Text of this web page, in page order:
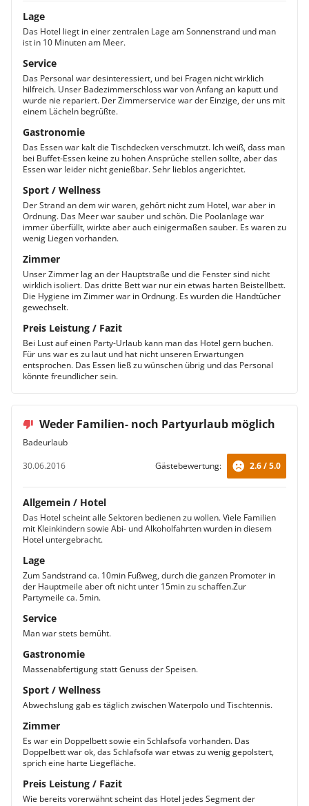
Lage
Das Hotel liegt in einer zentralen Lage am Sonnenstrand und man
ist in 10 Minuten am Meer.
Service
Das Personal war desinteressiert, und bei Fragen nicht wirklich
hilfreich. Unser Badezimmerschloss war von Anfang an kaputt und
wurde nie repariert. Der Zimmerservice war der Einzige, der uns mit
einem Lächeln begrüßte.
Gastronomie
Das Essen war kalt die Tischdecken verschmutzt. Ich weiß, dass man
bei Buffet-Essen keine zu hohen Ansprüche stellen sollte, aber das
Essen war leider nicht genießbar. Sehr lieblos angerichtet.
Sport / Wellness
Der Strand an dem wir waren, gehört nicht zum Hotel, war aber in
Ordnung. Das Meer war sauber und schön. Die Poolanlage war
immer überfüllt, wirkte aber auch einigermaßen sauber. Es waren zu
wenig Liegen vorhanden.
Zimmer
Unser Zimmer lag an der Hauptstraße und die Fenster sind nicht
wirklich isoliert. Das dritte Bett war nur ein etwas harten Beistellbett.
Die Hygiene im Zimmer war in Ordnung. Es wurden die Handtücher
gewechselt.
Preis Leistung / Fazit
Bei Lust auf einen Party-Urlaub kann man das Hotel gern buchen.
Für uns war es zu laut und hat nicht unseren Erwartungen
entsprochen. Das Essen ließ zu wünschen übrig und das Personal
könnte freundlicher sein.
Weder Familien- noch Partyurlaub möglich
Badeurlaub
30.06.2016
Gästebewertung: 2.6 / 5.0
Allgemein / Hotel
Das Hotel scheint alle Sektoren bedienen zu wollen. Viele Familien
mit Kleinkindern sowie Abi- und Alkoholfahrten wurden in diesem
Hotel untergebracht.
Lage
Zum Sandstrand ca. 10min Fußweg, durch die ganzen Promoter in
der Hauptmeile aber oft nicht unter 15min zu schaffen.Zur
Partymeile ca. 5min.
Service
Man war stets bemüht.
Gastronomie
Massenabfertigung statt Genuss der Speisen.
Sport / Wellness
Abwechslung gab es täglich zwischen Waterpolo und Tischtennis.
Zimmer
Es war ein Doppelbett sowie ein Schlafsofa vorhanden. Das
Doppelbett war ok, das Schlafsofa war etwas zu wenig gepolstert,
sprich eine harte Liegefläche.
Preis Leistung / Fazit
Wie bereits vorerwähnt scheint das Hotel jedes Segment der